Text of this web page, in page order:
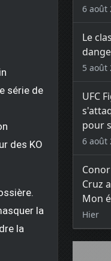
série de
des KO
la
la
6 août
Le
5 août
UFC
pour
6 août
Cruz
Mon
Hier